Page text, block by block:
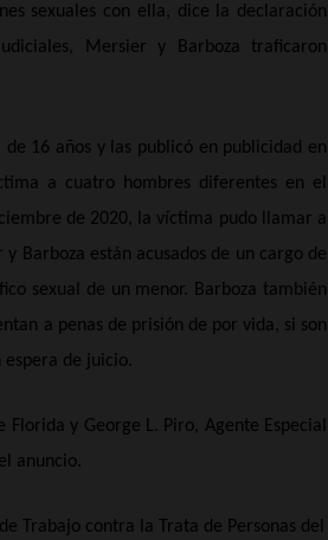
sexuales con ella, dice la declaración
Mersier y Barboza traficaron
16 años y las publicó en publicidad en
a cuatro hombres diferentes en el
de 2020, la víctima pudo llamar a
Barboza están acusados de un cargo de
sexual de un menor. Barboza también
a penas de prisión de por vida, si son
espera de juicio.
y George L. Piro, Agente Especial
anuncio.
Trabajo contra la Trata de Personas del